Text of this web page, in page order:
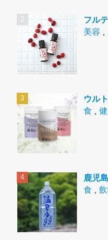
フル
美容
ウル
食
鹿児
食